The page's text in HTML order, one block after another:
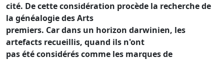
cité. De cette considération procède la recherche de
la généalogie des Arts
premiers. Car dans un horizon darwinien, les
artefacts recueillis, quand ils n'ont
pas été considérés comme les marques de